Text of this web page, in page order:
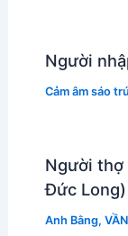
Người
Cảm âm sáo
Người thợ
Đức Long)
Anh Bằng,